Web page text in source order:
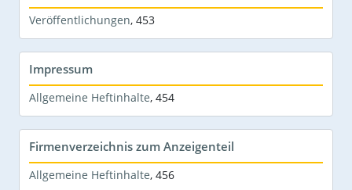
Veröffentlichungen, 453
Impressum
Allgemeine Heftinhalte, 454
Firmenverzeichnis zum Anzeigenteil
Allgemeine Heftinhalte, 456